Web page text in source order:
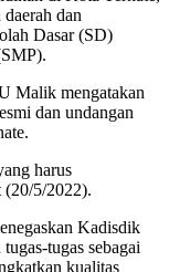
dan
Dasar (SD)
Malik mengatakan
dan undangan
harus
(20/5/2022).
Kadisdik
tugas sebagai
kualitas